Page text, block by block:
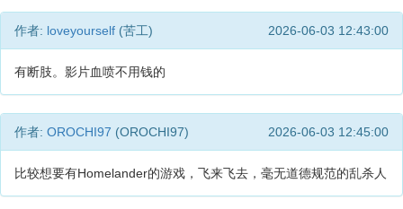
作者: loveyourself (苦工) 2026-06-03 12:43:00
有断肢。影片血喷不用钱的
作者: OROCHI97 (OROCHI97) 2026-06-03 12:45:00
比较想要有Homelander的游戏，飞来飞去，毫无道德规范的乱杀人